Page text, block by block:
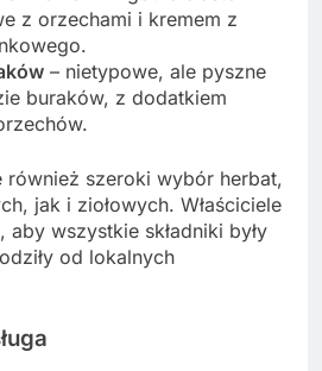
z orzechami i kremem z
– nietypowe, ale pyszne
buraków, z dodatkiem
również szeroki wybór herbat,
jak i ziołowych. Właściciele
wszystkie składniki były
od lokalnych